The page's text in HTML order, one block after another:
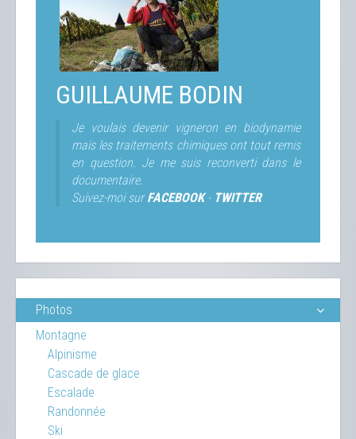
GUILLAUME BODIN
Je voulais devenir vigneron en biodynamie
mais les traitements chimiques ont tout remis
en question. Je me suis reconverti dans le
documentaire.
Suivez-moi surFACEBOOK- TWITTER
Photos
Montagne
Alpinisme
Cascade de glace
Escalade
Randonnée
Ski